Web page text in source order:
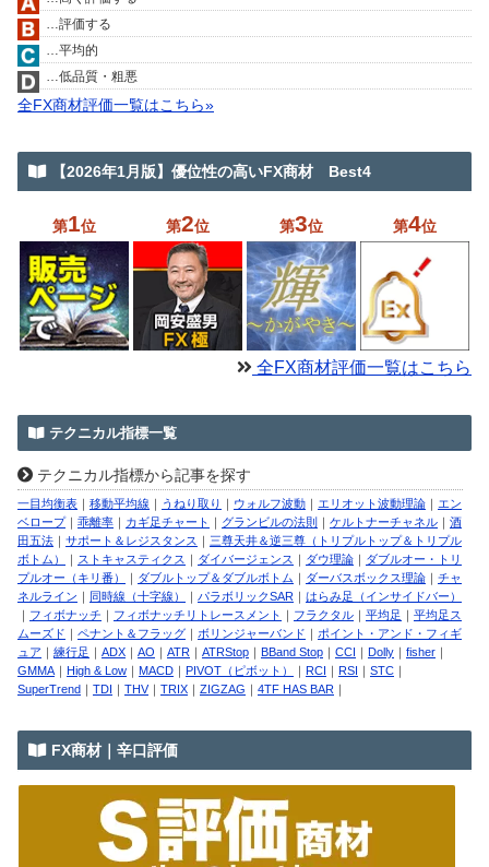
…評価する
…平均的
…低品質・粗悪
全FX商材評価一覧はこちら»
【2026年1月版】優位性の高いFX商材 Best4
第1位 第2位 第3位 第4位
全FX商材評価一覧はこちら
テクニカル指標一覧
テクニカル指標から記事を探す
一目均衡表 ｜ 移動平均線 ｜ うねり取り ｜ ウォルフ波動 ｜ エリオット波動理論 ｜ エン
ベロープ｜ 乖離率 ｜ カギ足チャート ｜ グランビルの法則 ｜ ケルトナーチャネル ｜ 酒
田五法 ｜ サポート＆レジスタンス ｜ 三尊天井＆逆三尊（トリプルトップ＆トリプル
ボトム）
｜ ストキャスティクス ｜ ダイバージェンス ｜ ダウ理論 ｜ ダブルオー・トリ
プルオー（キリ番）
｜ ダブルトップ＆ダブルボトム ｜ ダーバスボックス理論 ｜ チャ
ネルライン ｜ 同時線（十字線） ｜ パラボリックSAR ｜ はらみ足（インサイドバー）
｜ フィボナッチ ｜ フィボナッチリトレースメント ｜ フラクタル ｜ 平均足 ｜ 平均足ス
ムーズド ｜ ペナント＆フラッグ ｜ ボリンジャーバンド ｜ ポイント・アンド・フィギ
ュア ｜ 練行足 ｜ ADX ｜ AO ｜ ATR ｜ ATRStop ｜ BBand Stop ｜ CCI ｜ Dolly ｜ fisher ｜
GMMA ｜ High & Low ｜ MACD ｜ PIVOT（ピボット） ｜ RCI ｜ RSI ｜ STC ｜
SuperTrend ｜ TDI ｜ THV｜ TRIX ｜ ZIGZAG ｜ 4TF HAS BAR ｜
FX商材｜辛口評価